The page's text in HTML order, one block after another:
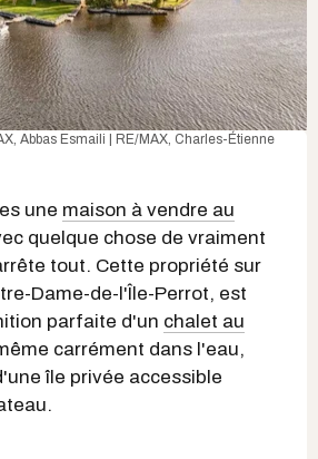
Abbas Esmaili | RE/MAX, Charles-Étienne
une maison à vendre au
quelque chose de vraiment
tout. Cette propriété sur
Dame-de-l'Île-Perrot, est
parfaite d'un chalet au
carrément dans l'eau,
île privée accessible